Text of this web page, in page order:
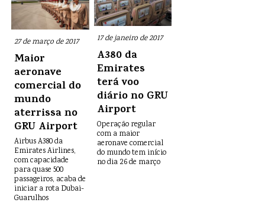
27 de março de 2017
Maior
aeronave
comercial do
mundo
aterrissa no
GRU Airport
Airbus A380 da
Emirates Airlines,
com capacidade
para quase 500
passageiros, acaba de
iniciar a rota Dubai-
Guarulhos
17 de janeiro de 2017
A380 da
Emirates
terá voo
diário no GRU
Airport
Operação regular
com a maior
aeronave comercial
do mundo tem início
no dia 26 de março